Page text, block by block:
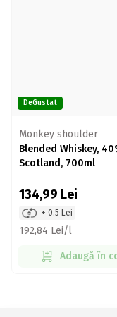
DeGustat
Monkey shoulder
Blended Whiskey,
Scotland, 700ml
134,99 Lei
+ 0.5 Lei
192,84 Lei/l
Adaugă în